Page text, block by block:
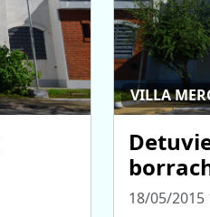
VILLA
18/05/2015